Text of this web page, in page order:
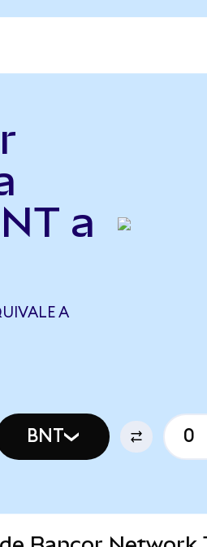
a
A
BNT